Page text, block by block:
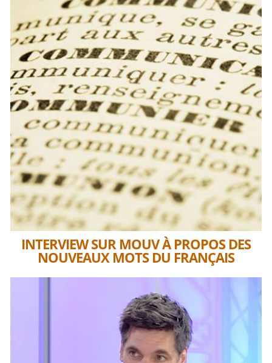
INTERVIEW SUR MOUV À PROPOS DES
NOUVEAUX MOTS DU FRANÇAIS